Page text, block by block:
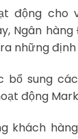
động cho
Ngân
những
bổ sung
động
khách